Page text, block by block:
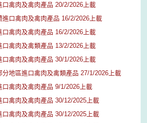
口禽肉及禽肉產品 20/2/2026上載
進口禽肉及禽肉產品 16/2/2026上載
口禽肉及禽肉產品 16/2/2026上載
口禽肉及禽類產品 13/2/2026上載
口禽肉及禽肉產品 30/1/2026上載
分地區進口禽肉及禽類產品 27/1/2026上載
口禽肉及禽肉產品 9/1/2026上載
口禽肉及禽肉產品 30/12/2025上載
口禽肉及禽肉產品 30/12/2025上載